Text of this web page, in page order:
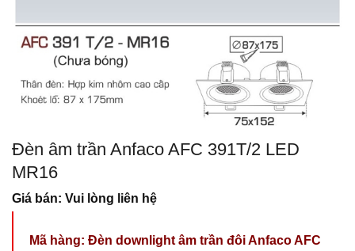
Đèn âm trần Anfaco AFC 391T/2 LED
MR16
Giá bán: Vui lòng liên hệ
Mã hàng: Đèn downlight âm trần đôi Anfaco AFC